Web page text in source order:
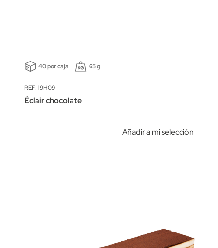
40 por caja 65 g
REF: 19H09
Éclair chocolate
Añadir a mi selección